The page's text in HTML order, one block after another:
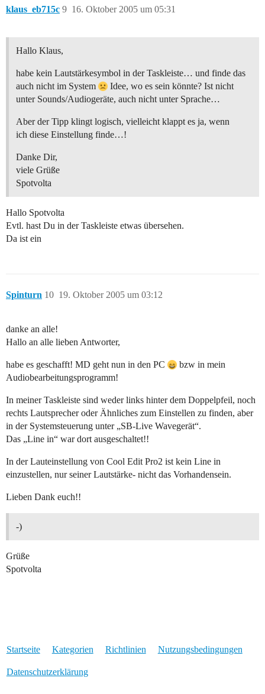
klaus_eb715c 16. Oktober 2005 um 05:31
9
Hallo Klaus,
habe kein Lautstärkesymbol in der Taskleiste… und finde das
auch nicht im System
Idee, wo es sein könnte? Ist nicht
unter Sounds/Audiogeräte, auch nicht unter Sprache…
Aber der Tipp klingt logisch, vielleicht klappt es ja, wenn
ich diese Einstellung finde…!
Danke Dir,
viele Grüße
Spotvolta
Hallo Spotvolta
Evtl. hast Du in der Taskleiste etwas übersehen.
Da ist ein
Spinturn 19. Oktober 2005 um 03:12
10
danke an alle!
Hallo an alle lieben Antworter,
habe es geschafft! MD geht nun in den PC
bzw in mein
Audiobearbeitungsprogramm!
In meiner Taskleiste sind weder links hinter dem Doppelpfeil, noch
rechts Lautsprecher oder Ähnliches zum Einstellen zu finden, aber
in der Systemsteuerung unter „SB-Live Wavegerät“.
Das „Line in“ war dort ausgeschaltet!!
In der Lauteinstellung von Cool Edit Pro2 ist kein Line in
einzustellen, nur seiner Lautstärke- nicht das Vorhandensein.
Lieben Dank euch!!
-)
Grüße
Spotvolta
Startseite Kategorien Richtlinien Nutzungsbedingungen
Datenschutzerklärung